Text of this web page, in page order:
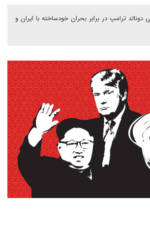
ترامپ در برابر بحران خودساخته با ایران و